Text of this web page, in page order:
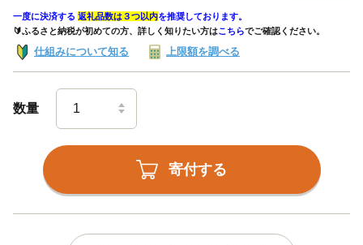
一度に決済する 返礼品数は３つ以内を推奨しております。
🔰ふるさと納税が初めての方、詳しく知りたい方はこちらでご確認ください。
仕組みについて知る 上限額を調べる
数量
寄付する